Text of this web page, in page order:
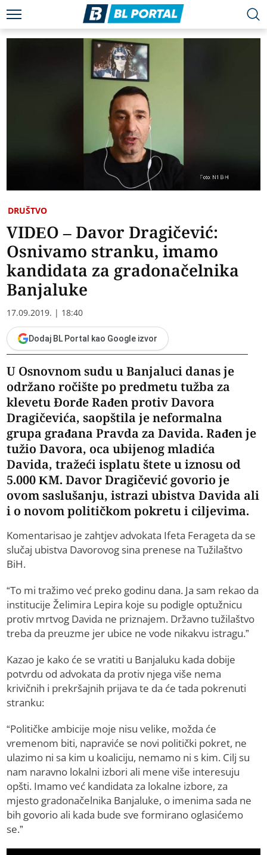
DRUŠTVO
VIDEO – Davor Dragičević:
Osnivamo stranku, imamo
kandidata za gradonačelnika
Banjaluke
17.09.2019. | 18:40
Dodaj BL Portal kao Google izvor
U Osnovnom sudu u Banjaluci danas je
održano ročište po predmetu tužba za
klevetu Đorđe Rađen protiv Davora
Dragičevića, saopštila je neformalna
grupa građana Pravda za Davida. Rađen je
tužio Davora, oca ubijenog mladića
Davida, tražeći isplatu štete u iznosu od
5.000 KM. Davor Dragičević govorio je
ovom saslušanju, istrazi ubistva Davida ali
i o novom političkom pokretu i ciljevima.
Komentarisao je zahtjev advokata Ifeta Ferageta da se
slučaj ubistva Davorovog sina prenese na Tužilaštvo
BiH.
“To mi tražimo već preko godinu dana. Ja sam rekao da
institucije Želimira Lepira koje su podigle optužnicu
protiv mrtvog Davida ne priznajem. Državno tužilaštvo
treba da preuzme jer ubice ne vode nikakvu istragu.”
Kazao je kako će se vratiti u Banjaluku kada dobije
potvrdu od advokata da protiv njega više nema
krivičnih i prekršajnih prijava te da će tada pokrenuti
stranku:
“Političke ambicije moje nisu velike, možda će
vremenom biti, napraviće se novi politički pokret, ne
ulazimo ni sa kim u koaliciju, nemamo ni s kim. Cilj su
nam naravno lokalni izbori ali mene više interesuju
opšti. Imamo već kandidata za lokalne izbore, za
mjesto gradonačelnika Banjaluke, o imenima sada ne
bih govorio ali kada bude sve formirano oglasićemo
se.”